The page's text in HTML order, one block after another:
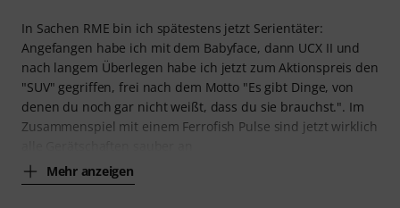
In Sachen RME bin ich spätestens jetzt Serientäter:
Angefangen habe ich mit dem Babyface, dann UCX II und
nach langem Überlegen habe ich jetzt zum Aktionspreis den
"SUV" gegriffen, frei nach dem Motto "Es gibt Dinge, von
denen du noch gar nicht weißt, dass du sie brauchst.". Im
Zusammenspiel mit einem Ferrofish Pulse sind jetzt wirklich
Mehr anzeigen